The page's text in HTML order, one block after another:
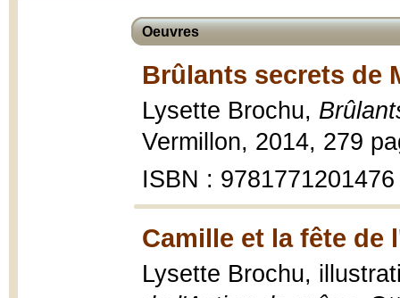
Oeuvres
Brûlants secrets de
Lysette Brochu,
Vermillon, 2014, 279
ISBN : 9781771201476
Camille et la fête de
Lysette Brochu,